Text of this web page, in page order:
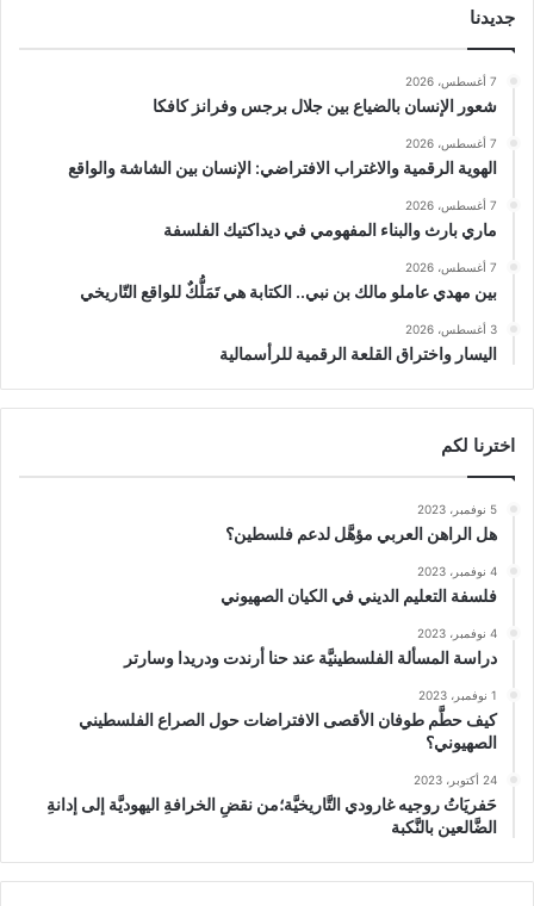
جديدنا
7 أغسطس، 2026
شعور الإنسان بالضياع بين جلال برجس وفرانز كافكا
7 أغسطس، 2026
الهوية الرقمية والاغتراب الافتراضي: الإنسان بين الشاشة والواقع
7 أغسطس، 2026
ماري بارث والبناء المفهومي في ديداكتيك الفلسفة
7 أغسطس، 2026
بين مهدي عاملو مالك بن نبي.. الكتابة هي تَمَلُّكٌ للواقع التّاريخي
3 أغسطس، 2026
اليسار واختراق القلعة الرقمية للرأسمالية
اخترنا لكم
5 نوفمبر، 2023
هل الراهن العربي مؤهَّل لدعم فلسطين؟
4 نوفمبر، 2023
فلسفة التعليم الديني في الكيان الصهيوني
4 نوفمبر، 2023
دراسة المسألة الفلسطينيَّة عند حنا أرندت ودريدا وسارتر
1 نوفمبر، 2023
كيف حطَّم طوفان الأقصى الافتراضات حول الصراع الفلسطيني
الصهيوني؟
24 أكتوبر، 2023
حَفريَاتُ روجيه غارودي التَّاريخيَّة؛من نقضِ الخرافةِ اليهوديَّة إلى إدانةِ
الضَّالعين بالنَّكبة